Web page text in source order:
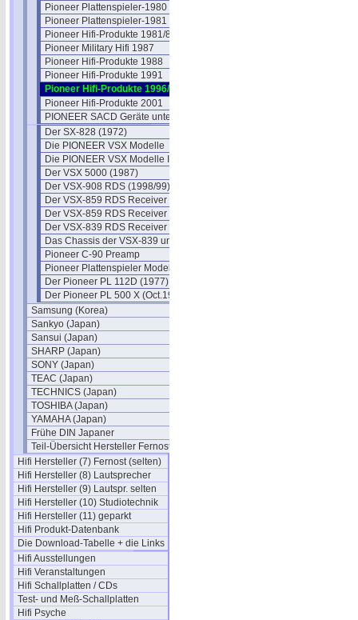
Pioneer Plattenspieler-1980
Pioneer Plattenspieler-1981
Pioneer Hifi-Produkte 1981/82
Pioneer Military Hifi 1987
Pioneer Hifi-Produkte 1988
Pioneer Hifi-Produkte 1991
Pioneer Hifi-Produkte 1996/97
Pioneer Hifi-Produkte 2001
PIONEER SACD Geräte unter SACD
Der SX-828 (1972)
Die PIONEER VSX Modelle
Die PIONEER VSX Modelle II
Der VSX 5000 (1987)
Der VSX-908 RDS (1998/99)
Der VSX-859 RDS Receiver
Der VSX-859 RDS Receiver II
Der VSX-839 RDS Receiver
Das Chassis der VSX-839 und 859
Pioneer C-90 Preamp
Pioneer Plattenspieler Modelle
Der Pioneer PL 112D (1977)
Der Pioneer PL 500 X (Oct.1979)
Samsung (Korea)
Sankyo (Japan)
Sansui (Japan)
SHARP (Japan)
SONY (Japan)
TEAC (Japan)
TECHNICS (Japan)
TOSHIBA (Japan)
YAMAHA (Japan)
Frühe DIN Japaner
Teil-Übersicht Hersteller Fernost
Hifi Hersteller (7) Fernost (selten)
Hifi Hersteller (8) Lautsprecher
Hifi Hersteller (9) Lautspr. selten
Hifi Hersteller (10) Studiotechnik
Hifi Hersteller (11) geparkt
Hifi Produkt-Datenbank
Die Download-Tabelle + die Links
Hifi Ausstellungen
Hifi Veranstaltungen
Hifi Schallplatten / CDs
Test- und Meß-Schallplatten
Hifi Psyche